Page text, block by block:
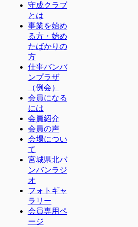
守成クラブ
とは
事業を始め
る方・始め
たばかりの
方
仕事バンバ
ンプラザ
（例会）
会員になる
には
会員紹介
会員の声
会場につい
て
宮城県北バ
ンバンラジ
オ
フォトギャ
ラリー
会員専用ペ
ージ